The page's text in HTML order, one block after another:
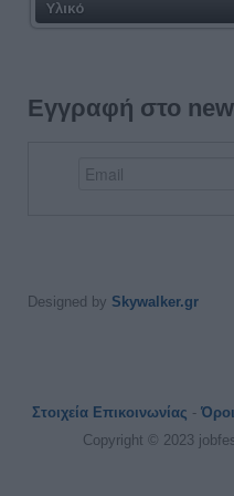
Υλικό
Εγγραφή στο
Designed by Skywalker.gr
Στοιχεία Επικοινωνίας -
Copyright © 2023